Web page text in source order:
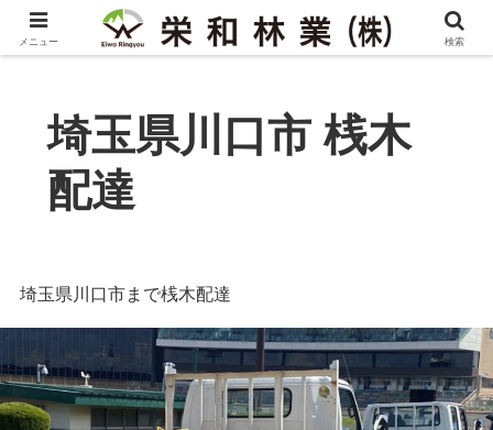
埼玉県川口市 桟木
配達
埼玉県川口市まで桟木配達
メニュー 検索